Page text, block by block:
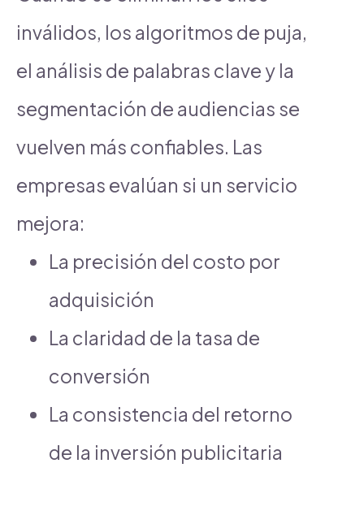
inválidos, los algoritmos de puja,
el análisis de palabras clave y la
segmentación de audiencias se
vuelven más confiables. Las
empresas evalúan si un servicio
mejora:
La precisión del costo por
adquisición
La claridad de la tasa de
conversión
La consistencia del retorno
de la inversión publicitaria